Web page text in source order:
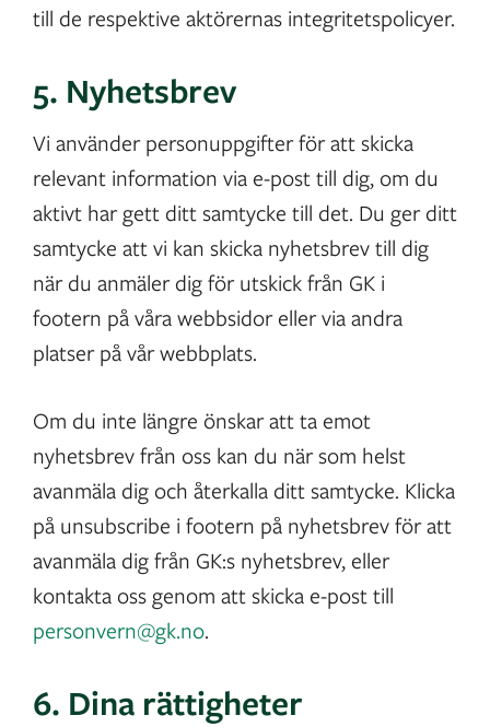
till de respektive aktörernas integritetspolicyer.
5. Nyhetsbrev
Vi använder personuppgifter för att skicka
relevant information via e-post till dig, om du
aktivt har gett ditt samtycke till det. Du ger ditt
samtycke att vi kan skicka nyhetsbrev till dig
när du anmäler dig för utskick från GK i
footern på våra webbsidor eller via andra
platser på vår webbplats.
Om du inte längre önskar att ta emot
nyhetsbrev från oss kan du när som helst
avanmäla dig och återkalla ditt samtycke. Klicka
på unsubscribe i footern på nyhetsbrev för att
avanmäla dig från GK:s nyhetsbrev, eller
kontakta oss genom att skicka e-post till
personvern@gk.no.
6. Dina rättigheter